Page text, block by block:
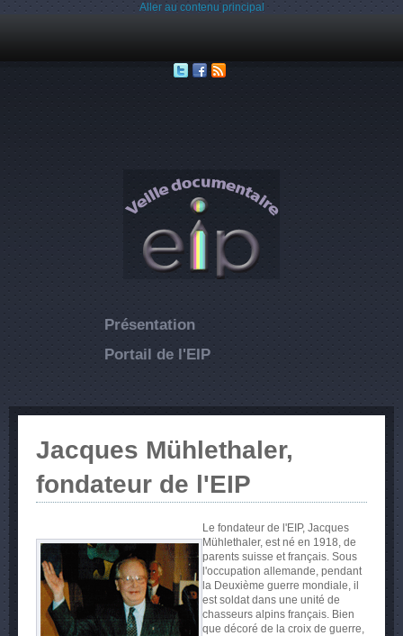
Aller au contenu principal
Présentation
Portail de l'EIP
Jacques Mühlethaler,
fondateur de l'EIP
Le fondateur de l'EIP, Jacques
Mühlethaler, est né en 1918, de
parents suisse et français. Sous
l'occupation allemande, pendant
la Deuxième guerre mondiale, il
est soldat dans une unité de
chasseurs alpins français. Bien
que décoré de la croix de guerre,